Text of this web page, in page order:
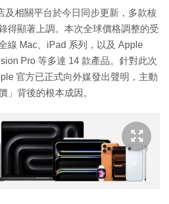
及相關平台於今日同步更新，多款核
得顯著上調。本次全球價格調整的受
線 Mac、iPad 系列，以及 Apple
Pro 等多達 14 款產品。針對此次
官方已正式向外媒發出聲明，主動
」背後的根本成因。